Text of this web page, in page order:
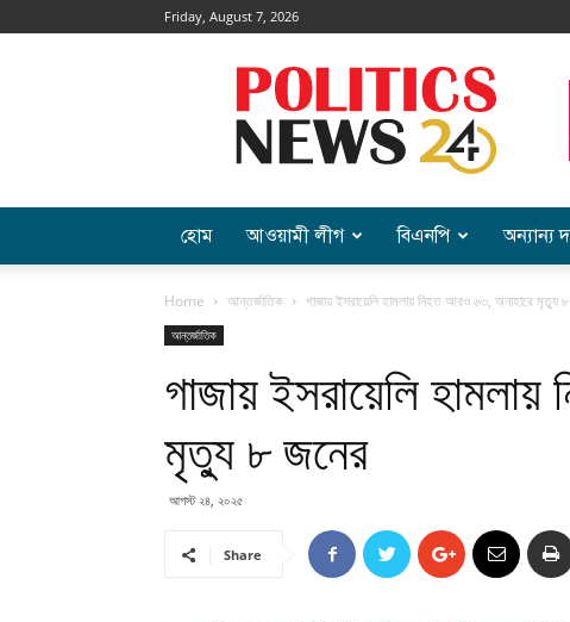
Friday, August 7, 2026
Politics
হোম আওয়ামী লীগ বিএনপি অন্যান্য
Home আন্তর্জাতিক গাজায় ইসরায়েলি হামলায় নিহত আরও ৬৩, অনাহারে মৃত্যু
আন্তর্জাতিক
গাজায় ইসরায়েলি
মৃত্যু ৮ জনের
আগস্ট ২৪, ২০২৫
Share